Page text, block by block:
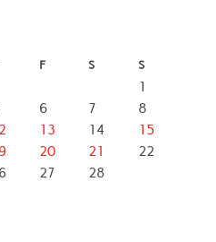
F S S
1
6 7
8
13 14
15
20 21
22
27
28